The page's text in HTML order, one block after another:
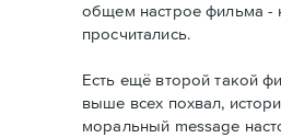
общем настрое фильма -
просчитались.
Есть ещё второй такой
выше всех похвал,
моральный message